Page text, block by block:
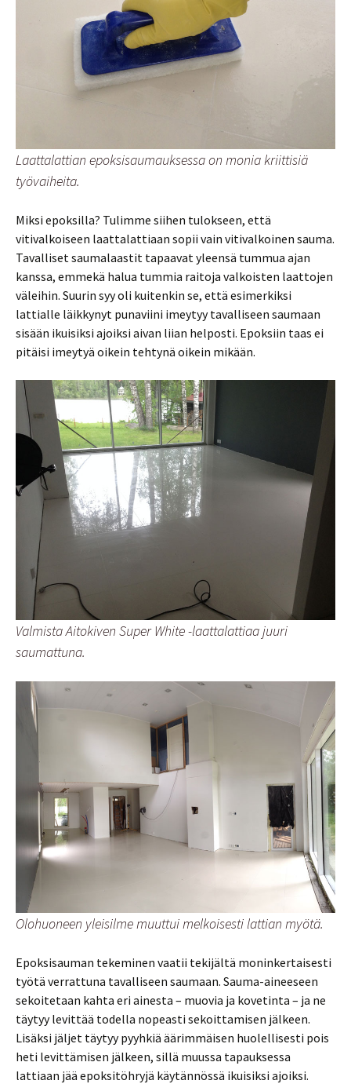
Laattalattian epoksisaumauksessa on monia kriittisiä
työvaiheita.
Miksi epoksilla? Tulimme siihen tulokseen, että
vitivalkoiseen laattalattiaan sopii vain vitivalkoinen sauma.
Tavalliset saumalaastit tapaavat yleensä tummua ajan
kanssa, emmekä halua tummia raitoja valkoisten laattojen
väleihin. Suurin syy oli kuitenkin se, että esimerkiksi
lattialle läikkynyt punaviini imeytyy tavalliseen saumaan
sisään ikuisiksi ajoiksi aivan liian helposti. Epoksiin taas ei
pitäisi imeytyä oikein tehtynä oikein mikään.
Valmista Aitokiven Super White -laattalattiaa juuri
saumattuna.
Olohuoneen yleisilme muuttui melkoisesti lattian myötä.
Epoksisauman tekeminen vaatii tekijältä moninkertaisesti
työtä verrattuna tavalliseen saumaan. Sauma-aineeseen
sekoitetaan kahta eri ainesta – muovia ja kovetinta – ja ne
täytyy levittää todella nopeasti sekoittamisen jälkeen.
Lisäksi jäljet täytyy pyyhkiä äärimmäisen huolellisesti pois
heti levittämisen jälkeen, sillä muussa tapauksessa
lattiaan jää epoksitöhryjä käytännössä ikuisiksi ajoiksi.